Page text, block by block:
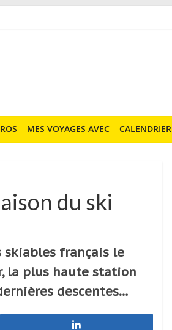
MES VOYAGES AVEC CALENDRIER
du ski
skiables français le
la plus haute station
descentes…